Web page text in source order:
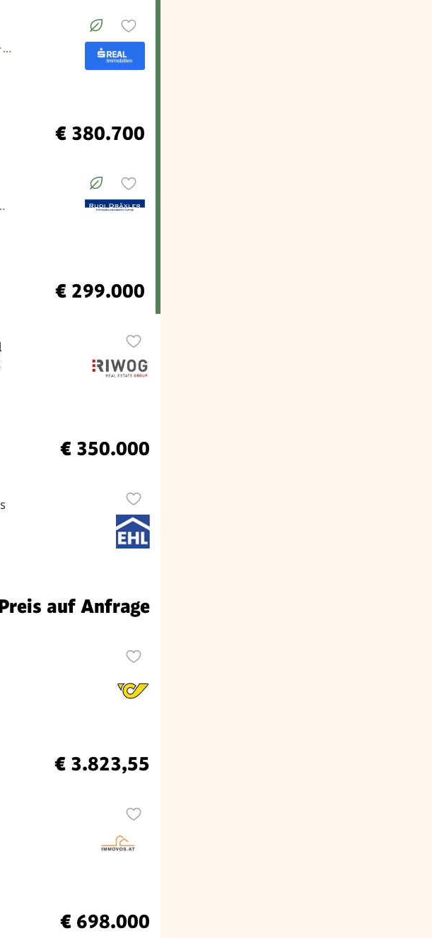
€ 380.700
€ 299.000
€ 350.000
auf Anfrage
€ 3.823,55
€ 698.000